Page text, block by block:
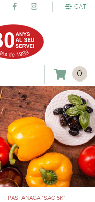
CAT
0
PASTANAGA *SAC 5K*